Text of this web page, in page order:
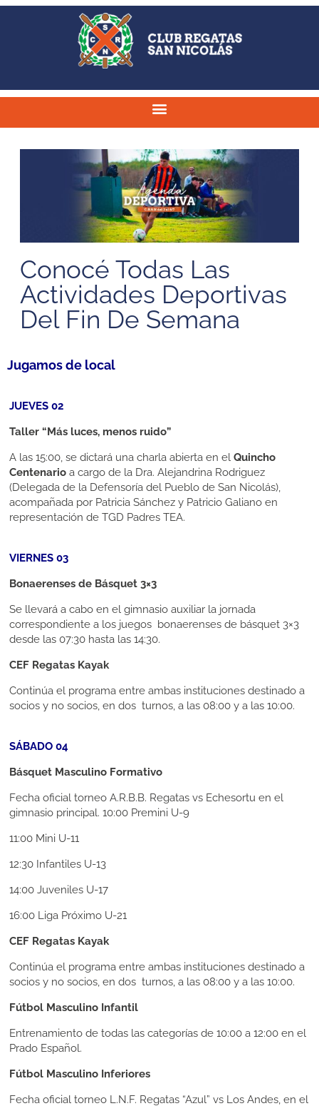
Conocé Todas Las
Actividades Deportivas
Del Fin De Semana
Jugamos de local
JUEVES 02
Taller “Más luces, menos ruido”
A las 15:00, se dictará una charla abierta en el Quincho
Centenario a cargo de la Dra. Alejandrina Rodriguez
(Delegada de la Defensoría del Pueblo de San Nicolás),
acompañada por Patricia Sánchez y Patricio Galiano en
representación de TGD Padres TEA.
VIERNES 03
Bonaerenses de Básquet 3×3
Se llevará a cabo en el gimnasio auxiliar la jornada
correspondiente a los juegos bonaerenses de básquet 3×3
desde las 07:30 hasta las 14:30.
CEF Regatas Kayak
Continúa el programa entre ambas instituciones destinado a
socios y no socios, en dos turnos, a las 08:00 y a las 10:00.
SÁBADO 04
Básquet Masculino Formativo
Fecha oficial torneo A.R.B.B. Regatas vs Echesortu en el
gimnasio principal. 10:00 Premini U-9
11:00 Mini U-11
12:30 Infantiles U-13
14:00 Juveniles U-17
16:00 Liga Próximo U-21
CEF Regatas Kayak
Continúa el programa entre ambas instituciones destinado a
socios y no socios, en dos turnos, a las 08:00 y a las 10:00.
Fútbol Masculino Infantil
Entrenamiento de todas las categorías de 10:00 a 12:00 en el
Prado Español.
Fútbol Masculino Inferiores
Fecha oficial torneo L.N.F. Regatas “Azul” vs Los Andes, en el